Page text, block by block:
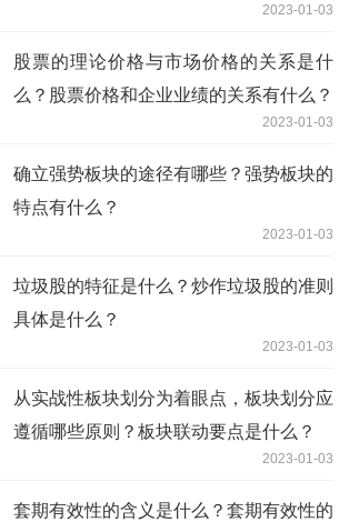
2023-01-03
股票的理论价格与市场价格的关系是什
么？股票价格和企业业绩的关系有什么？
2023-01-03
确立强势板块的途径有哪些？强势板块的
特点有什么？
2023-01-03
垃圾股的特征是什么？炒作垃圾股的准则
具体是什么？
2023-01-03
从实战性板块划分为着眼点，板块划分应
遵循哪些原则？板块联动要点是什么？
2023-01-03
套期有效性的含义是什么？套期有效性的